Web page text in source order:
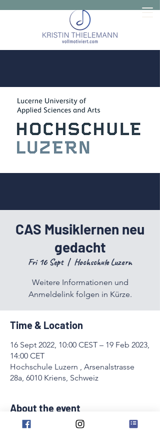
CAS Musiklernen neu
gedacht
Fri 16 Sept
  |
Hochschule Luzern
Weitere Informationen und
Anmeldelink folgen in Kürze.
Time & Location
16 Sept 2022, 10:00 CEST – 19 Feb 2023,
14:00 CET
Hochschule Luzern , Arsenalstrasse
28a, 6010 Kriens, Schweiz
About the event
Weitere Informationen und Anmeldelink